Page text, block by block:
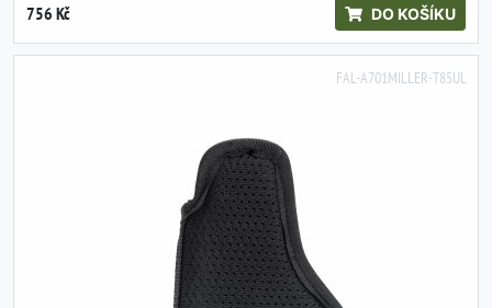
756 Kč DO KOŠÍKU
FAL-A701MILLER-T85UL